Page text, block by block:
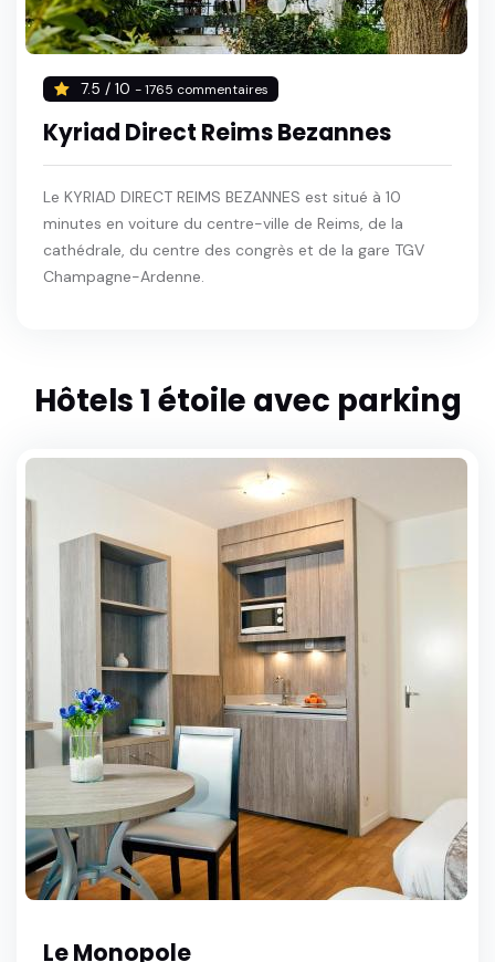
7.5 / 10 - 1765 commentaires
Kyriad Direct Reims Bezannes
Le KYRIAD DIRECT REIMS BEZANNES est situé à 10
minutes en voiture du centre-ville de Reims, de la
cathédrale, du centre des congrès et de la gare TGV
Champagne-Ardenne.
Hôtels 1 étoile avec parking
Le Monopole